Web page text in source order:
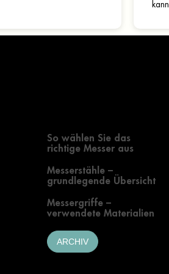
kann.
So wählen Sie das
richtige Messer aus
Messerstähle –
grundlegende Übersicht
Messergriffe –
verwendete Materialien
ARCHIV